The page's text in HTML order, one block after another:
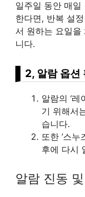
일주일 동안 매일
한다면, 반복 설정
서 원하는 요일을
니다.
2, 알람 옵션
알람의 ‘레
기 위해서
습니다.
또한 ‘스
후에 다시
알람 진동